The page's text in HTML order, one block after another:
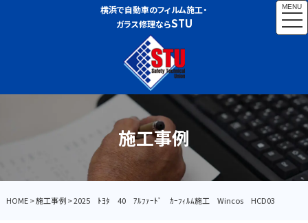
横浜で自動車のフィルム施工・
ガラス修理ならSTU
MENU
施工事例
HOME>施工事例>2025 ﾄﾖﾀ 40 ｱﾙﾌｧｰﾄﾞ ｶｰﾌｨﾙﾑ施工 Wincos HCD03